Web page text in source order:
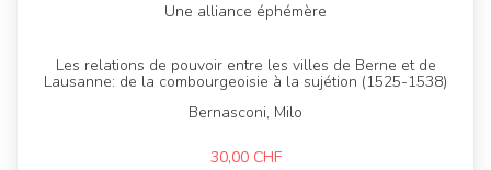
Une alliance éphémère
Les relations de pouvoir entre les villes de Berne et de
Lausanne: de la combourgeoisie à la sujétion (1525-1538)
Bernasconi, Milo
30,00 CHF